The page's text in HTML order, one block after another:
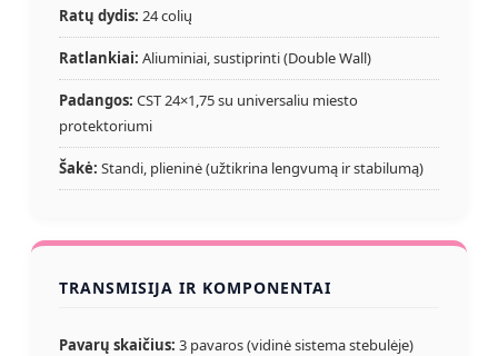
Ratų dydis: 24 colių
Ratlankiai: Aliuminiai, sustiprinti (Double Wall)
Padangos: CST 24×1,75 su universaliu miesto
protektoriumi
Šakė: Standi, plieninė (užtikrina lengvumą ir stabilumą)
TRANSMISIJA IR KOMPONENTAI
Pavarų skaičius: 3 pavaros (vidinė sistema stebulėje)